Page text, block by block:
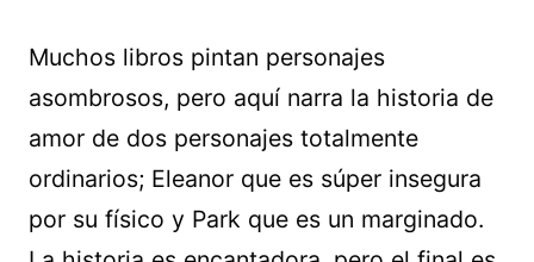
Muchos libros pintan personajes
asombrosos, pero aquí narra la historia de
amor de dos personajes totalmente
ordinarios; Eleanor que es súper insegura
por su físico y Park que es un marginado.